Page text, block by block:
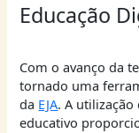
Educação
Com o avanço da
tornado uma
da EJA. A
educativo